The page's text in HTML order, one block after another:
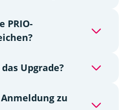
PRIO-
Upgrade?
zu